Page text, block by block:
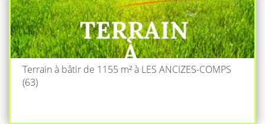
Terrain à bâtir de 1155 m² à LES ANCIZES-COMPS
(63)